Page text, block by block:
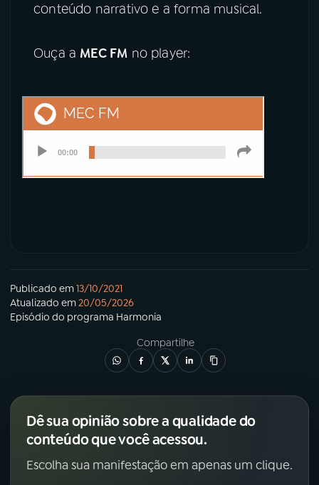
conteúdo narrativo e a forma musical.
Ouça a MEC FM no player:
Publicado em13/10/2021
Atualizado em20/05/2026
Episódio do programa Harmonia
Compartilhe
Dê sua opinião sobre a qualidade do
conteúdo que você acessou.
Escolha sua manifestação em apenas um clique.